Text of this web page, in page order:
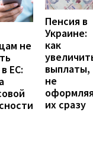
не
ЕС:
Пенсия в
Украине:
как
выплаты,
не
их сразу